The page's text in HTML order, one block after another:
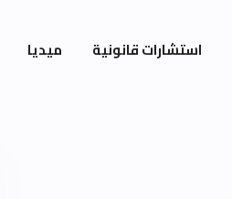
استشارات قانونية ميديا